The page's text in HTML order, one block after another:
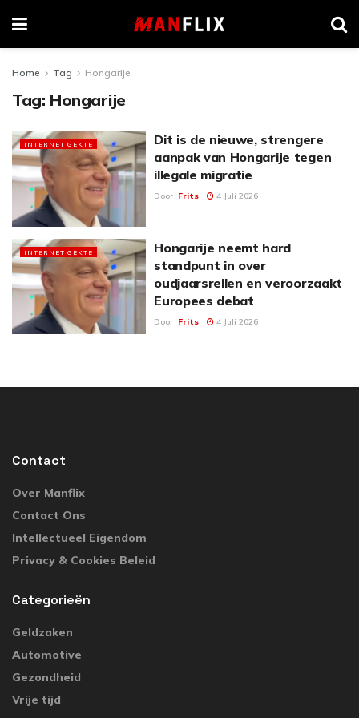
Home Tag Hongarije
Tag: Hongarije
INTERNET GEKTE
Dit is de nieuwe, strengere
aanpak van Hongarije tegen
illegale migratie
Door Frits 4 Juli 2026
INTERNET GEKTE
Hongarije neemt hard
standpunt in over
oudjaarsrellen en veroorzaakt
Europees debat
Door Frits 4 Juli 2026
Contact
Over Manflix
Contact Ons
Intellectueel Eigendom
Privacy & Cookies Beleid
Categorieën
Geldzaken
Automotive
Gezondheid
Vrije tijd